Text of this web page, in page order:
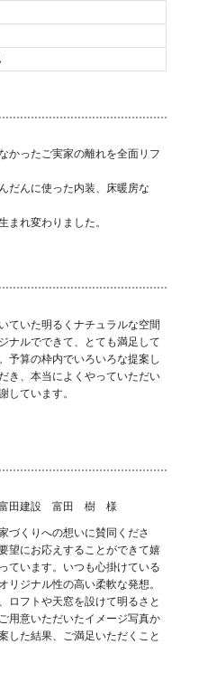
かったご実家の離れを全面リフ
だんに使った内装、床暖房な
まれ変わりました。
ていた明るくナチュラルな空間
ナルでできて、とても満足して
予算の枠内でいろいろな提案し
き、本当によくやっていただい
しています。
富田建設 富田 樹 様
づくりへの想いに賛同くださ
望にお応えすることができて嬉
ています。いつも心掛けている
リジナル性の高い柔軟な発想。
ロフトや天窓を設けて明るさと
用意いただいたイメージ写真か
した結果、ご満足いただくこと